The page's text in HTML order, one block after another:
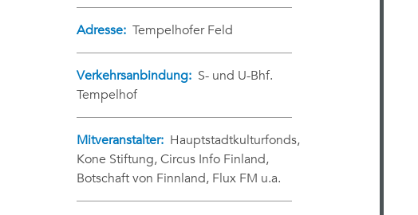
Adresse: Tempelhofer Feld
Verkehrsanbindung: S- und U-Bhf.
Tempelhof
Mitveranstalter: Hauptstadtkulturfonds,
Kone Stiftung, Circus Info Finland,
Botschaft von Finnland, Flux FM u.a.